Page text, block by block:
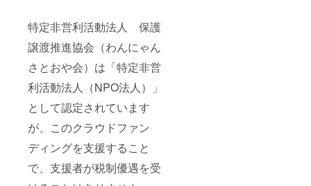
特定非営利活動法人 保護
譲渡推進協会（わんにゃん
さとおや会）は「特定非営
利活動法人（NPO法人）」
として認定されています
が、このクラウドファン
ディングを支援すること
で、支援者が税制優遇を受